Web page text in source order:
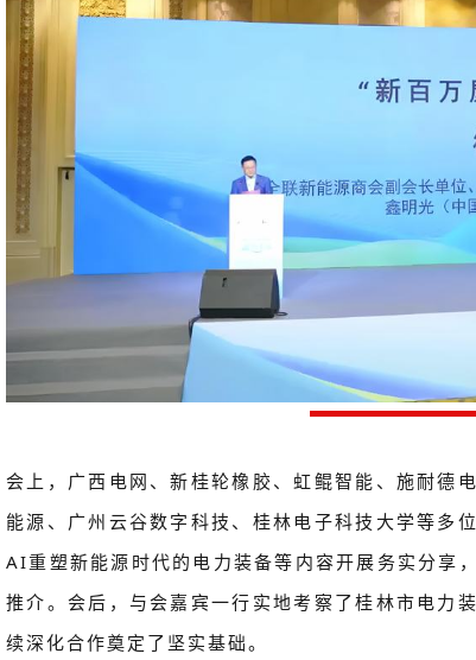
会上， 广西电网、新桂轮橡胶、虹鲲智能 、 施耐德
能源、 广州云谷数字科技、 桂林电子科技大学等多
AI重塑新能源时代的电力装备等内容开展务实分享，
推介。 会后，与会嘉宾一行实地考察了桂林市电力
续深化合作奠定了坚实基础。